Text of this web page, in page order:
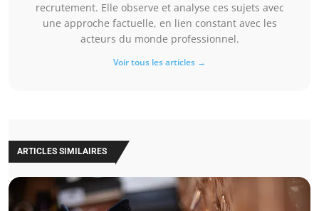
recrutement. Elle observe et analyse ces sujets avec
une approche factuelle, en lien constant avec les
acteurs du monde professionnel.
Voir tous les articles →
ARTICLES SIMILAIRES